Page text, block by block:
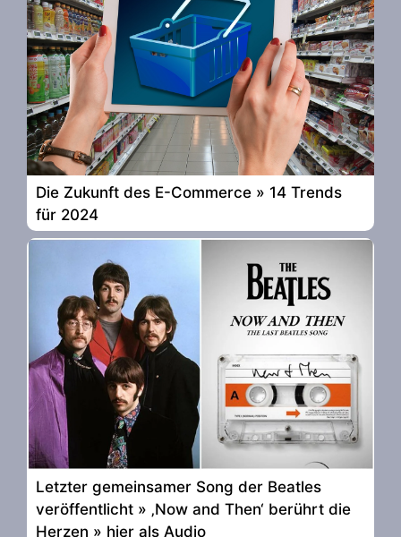
Die Zukunft des E-Commerce » 14 Trends
für 2024
Letzter gemeinsamer Song der Beatles
veröffentlicht » ‚Now and Then‘ berührt die
Herzen » hier als Audio